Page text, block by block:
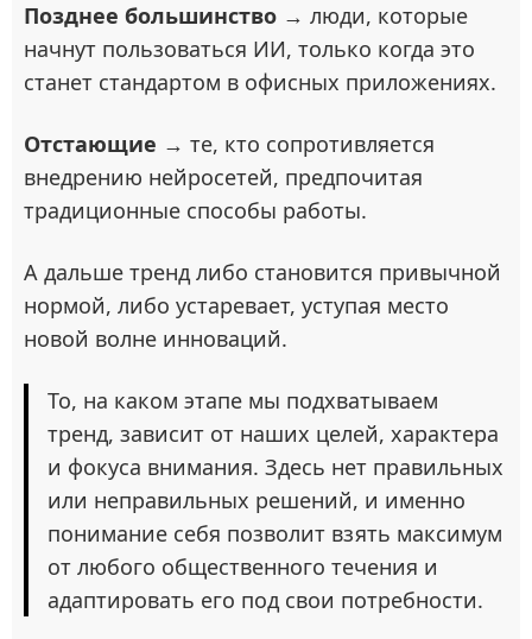
Позднее большинство → люди, которые
начнут пользоваться ИИ, только когда это
станет стандартом в офисных приложениях.
Отстающие → те, кто сопротивляется
внедрению нейросетей, предпочитая
традиционные способы работы.
А дальше тренд либо становится привычной
нормой, либо устаревает, уступая место
новой волне инноваций.
То, на каком этапе мы подхватываем
тренд, зависит от наших целей, характера
и фокуса внимания. Здесь нет правильных
или неправильных решений, и именно
понимание себя позволит взять максимум
от любого общественного течения и
адаптировать его под свои потребности.